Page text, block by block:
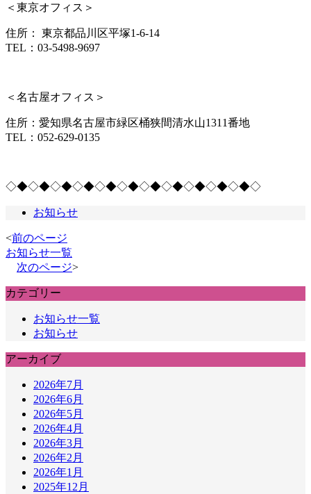
＜ 東京オフィス＞
住所： 東京都品川区平塚1-6-14
TEL：03-5498-9697
＜名古屋オフィス＞
住所：愛知県名古屋市緑区桶狭間清水山1311番地
TEL：052-629-0135
◇◆◇◆◇◆◇◆◇◆◇◆◇◆◇◆◇◆◇◆◇◆◇
お知らせ
<前のページ
お知らせ一覧
次のページ>
カテゴリー
お知らせ一覧
お知らせ
アーカイブ
2026年7月
2026年6月
2026年5月
2026年4月
2026年3月
2026年2月
2026年1月
2025年12月